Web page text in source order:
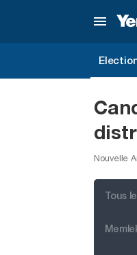
Nouvelle
Tous